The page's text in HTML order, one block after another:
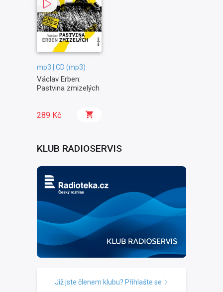
mp3 | CD (mp3)
Václav Erben:
Pastvina zmizelých
289 Kč
KLUB RADIOSERVIS
Již jste členem klubu? Přihlašte se